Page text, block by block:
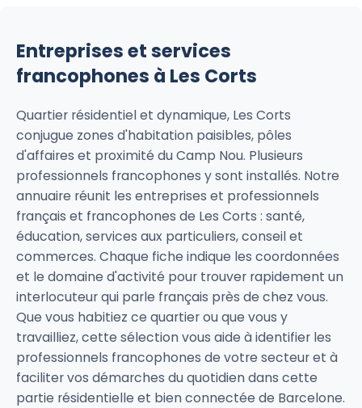
Entreprises et services
francophones à Les Corts
Quartier résidentiel et dynamique, Les Corts
conjugue zones d'habitation paisibles, pôles
d'affaires et proximité du Camp Nou. Plusieurs
professionnels francophones y sont installés. Notre
annuaire réunit les entreprises et professionnels
français et francophones de Les Corts : santé,
éducation, services aux particuliers, conseil et
commerces. Chaque fiche indique les coordonnées
et le domaine d'activité pour trouver rapidement un
interlocuteur qui parle français près de chez vous.
Que vous habitiez ce quartier ou que vous y
travailliez, cette sélection vous aide à identifier les
professionnels francophones de votre secteur et à
faciliter vos démarches du quotidien dans cette
partie résidentielle et bien connectée de Barcelone.